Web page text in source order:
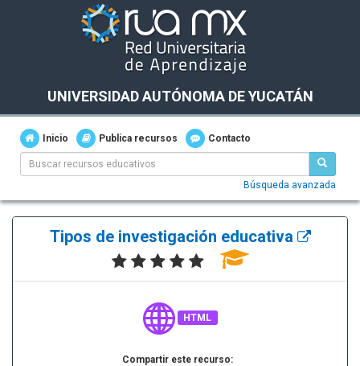
UNIVERSIDAD AUTÓNOMA DE YUCATÁN
Inicio Publica recursos Contacto
Búsqueda avanzada
Tipos de investigación educativa
HTML
Compartir este recurso: